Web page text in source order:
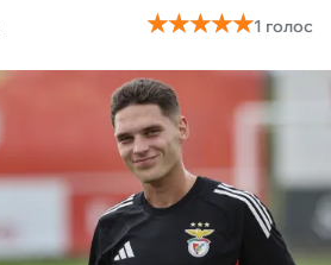
★★★★★
★★★★★1 голос